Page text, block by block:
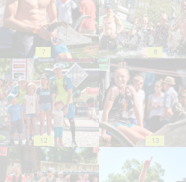
7 8
12 13